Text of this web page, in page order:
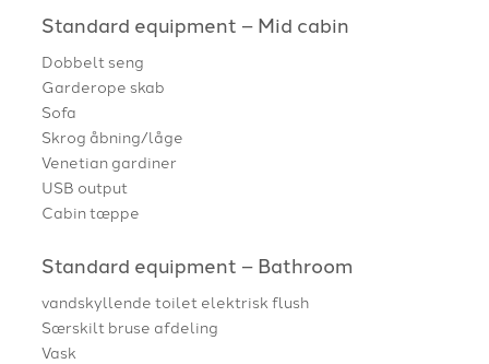
Standard equipment – Mid cabin
Dobbelt seng
Garderope skab
Sofa
Skrog åbning/låge
Venetian gardiner
USB output
Cabin tæppe
Standard equipment – Bathroom
vandskyllende toilet elektrisk flush
Særskilt bruse afdeling
Vask